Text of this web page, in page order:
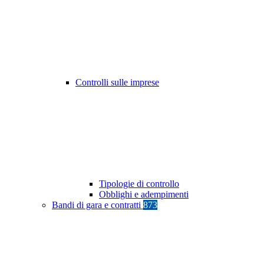
Controlli sulle imprese
Tipologie di controllo
Obblighi e adempimenti
Bandi di gara e contratti 873